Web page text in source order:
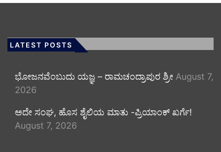
LATEST POSTS
ಭೋಜನವೆಂಬುದು ಯಜ್ಞ – ರಾಮಚಂದ್ರಾಪುರ ಶ್ರೀ August 7,
2026
ಅದೇ ಸಂಘ, ಹೊಸ ಶೈಲಿಯ ಮಾತು -ಪ್ರಿಯಾಂಕ್ ಖರ್ಗೆ!
August 7, 2026